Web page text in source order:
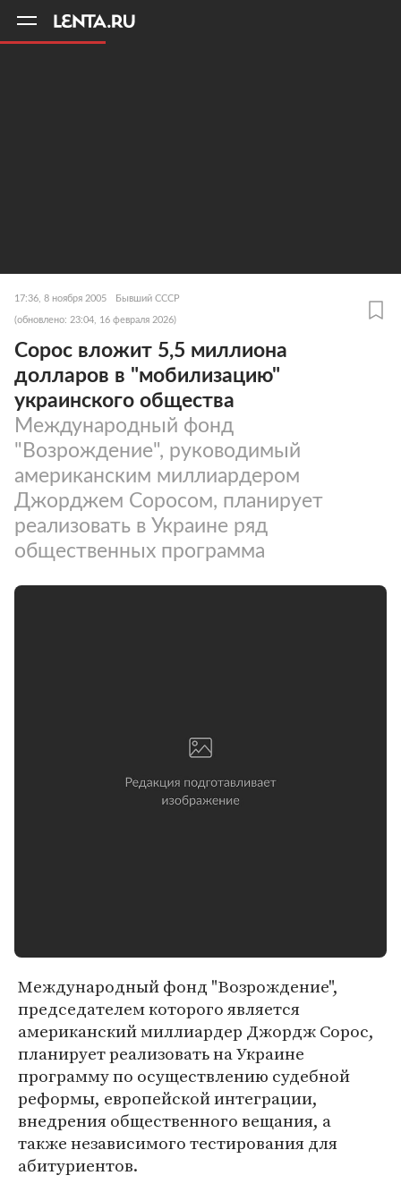
17:36, 8 ноября 2005 Бывший СССР
(обновлено: 23:04, 16 февраля 2026)
Сорос вложит 5,5 миллиона
долларов в "мобилизацию"
украинского общества
Международный фонд
"Возрождение", руководимый
американским миллиардером
Джорджем Соросом, планирует
реализовать в Украине ряд
общественных программа
Международный фонд "Возрождение",
председателем которого является
американский миллиардер Джордж Сорос,
планирует реализовать на Украине
программу по осуществлению судебной
реформы, европейской интеграции,
внедрения общественного вещания, а
также независимого тестирования для
абитуриентов.